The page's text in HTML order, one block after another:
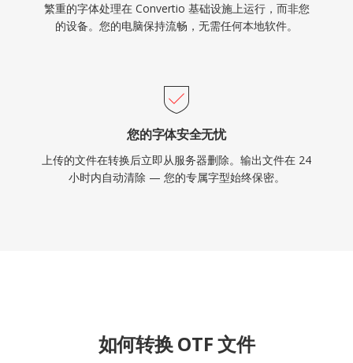
繁重的字体处理在 Convertio 基础设施上运行，而非您
的设备。您的电脑保持流畅，无需任何本地软件。
您的字体安全无忧
上传的文件在转换后立即从服务器删除。输出文件在 24
小时内自动清除 — 您的专属字型始终保密。
如何转换 OTF 文件